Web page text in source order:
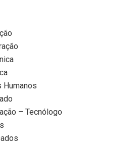
Humanos
– Tecnólogo